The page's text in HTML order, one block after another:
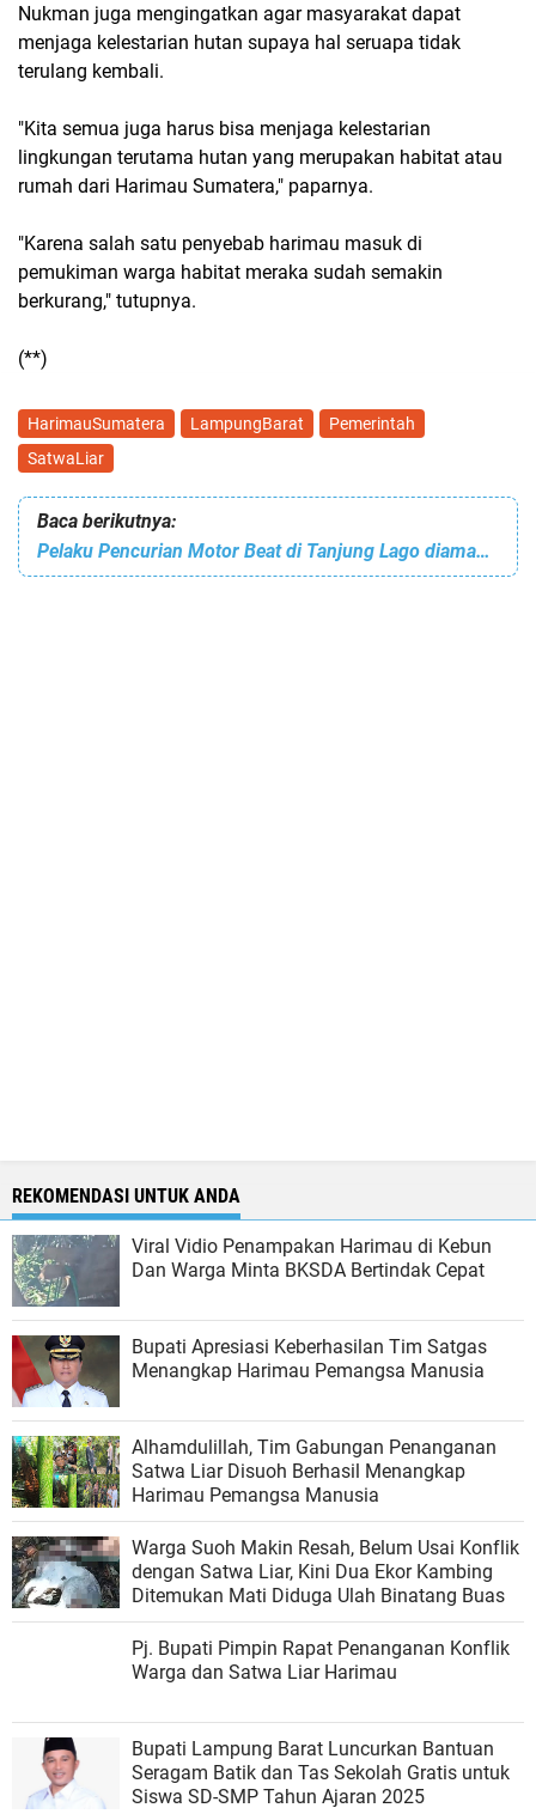
Nukman juga mengingatkan agar masyarakat dapat
menjaga kelestarian hutan supaya hal seruapa tidak
terulang kembali.
"Kita semua juga harus bisa menjaga kelestarian
lingkungan terutama hutan yang merupakan habitat atau
rumah dari Harimau Sumatera," paparnya.
"Karena salah satu penyebab harimau masuk di
pemukiman warga habitat meraka sudah semakin
berkurang," tutupnya.
(**)
HarimauSumatera LampungBarat
Pemerintah
SatwaLiar
Baca berikutnya:
Pelaku Pencurian Motor Beat di Tanjung Lago diamankan Polisi
REKOMENDASI UNTUK ANDA
Viral Vidio Penampakan Harimau di Kebun
Dan Warga Minta BKSDA Bertindak Cepat
Bupati Apresiasi Keberhasilan Tim Satgas
Menangkap Harimau Pemangsa Manusia
Alhamdulillah, Tim Gabungan Penanganan
Satwa Liar Disuoh Berhasil Menangkap
Harimau Pemangsa Manusia
Warga Suoh Makin Resah, Belum Usai Konflik
dengan Satwa Liar, Kini Dua Ekor Kambing
Ditemukan Mati Diduga Ulah Binatang Buas
Pj. Bupati Pimpin Rapat Penanganan Konflik
Warga dan Satwa Liar Harimau
Bupati Lampung Barat Luncurkan Bantuan
Seragam Batik dan Tas Sekolah Gratis untuk
Siswa SD-SMP Tahun Ajaran 2025